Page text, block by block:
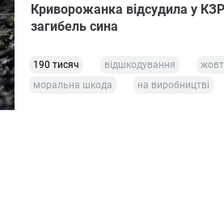
Криворожанка відсудила у
загибель сина
190 тисяч відшкодування
моральна шкода
на виробництві